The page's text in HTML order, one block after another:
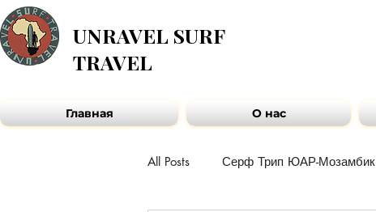
UNRAVEL SURF
TRAVEL
Главная О нас
All Posts Серф Трип ЮАР-Мозамбик